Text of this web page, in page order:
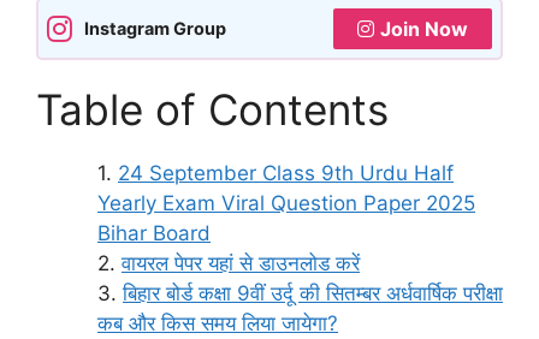
Instagram Group Join Now
Table of Contents
24 September Class 9th Urdu Half
Yearly Exam Viral Question Paper 2025
Bihar Board
वायरल पेपर यहां से डाउनलोड करें
बिहार बोर्ड कक्षा 9वीं उर्दू की सितम्बर अर्धवार्षिक परीक्षा
कब और किस समय लिया जायेगा?